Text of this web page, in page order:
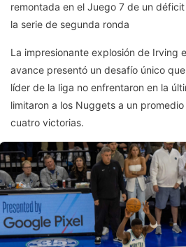
remontada en el Juego 7 de un
la serie de segunda ronda
La impresionante explosión de Irving
avance presentó un desafío único
líder de la liga no enfrentaron en la
limitaron a los Nuggets a un
cuatro victorias.